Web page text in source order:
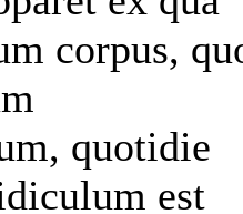
corpus,
quotidie
est